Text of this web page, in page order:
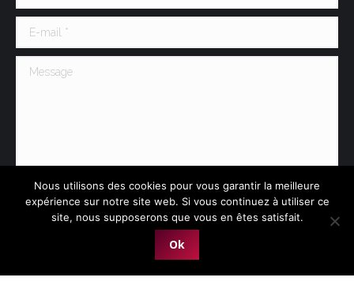
E-mail *
Message
Soumettre
Nous utilisons des cookies pour vous garantir la meilleure
expérience sur notre site web. Si vous continuez à utiliser ce
site, nous supposerons que vous en êtes satisfait.
Ok